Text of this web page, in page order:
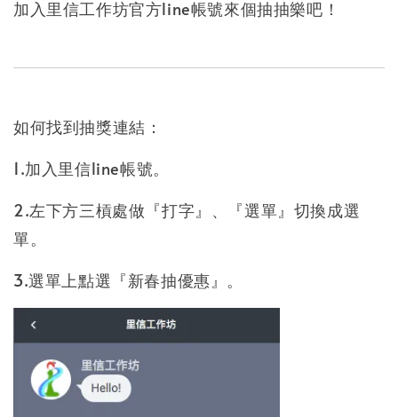
加入里信工作坊官方line帳號來個抽抽樂吧！
如何找到抽獎連結：
1.加入里信line帳號。
2.左下方三槓處做『打字』、『選單』切換成選
單。
3.選單上點選『新春抽優惠』。